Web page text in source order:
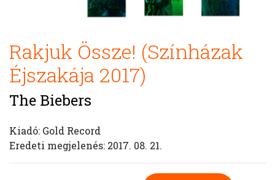
Rakjuk Össze! (Színházak
Éjszakája 2017)
The Biebers
Kiadó: Gold Record
Eredeti megjelenés: 2017. 08. 21.